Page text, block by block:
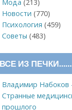
Мода (213)
Новости (770)
Психология (459)
Советы (483)
ВСЕ ИЗ
Владимир Набоков
Странные
прошлого